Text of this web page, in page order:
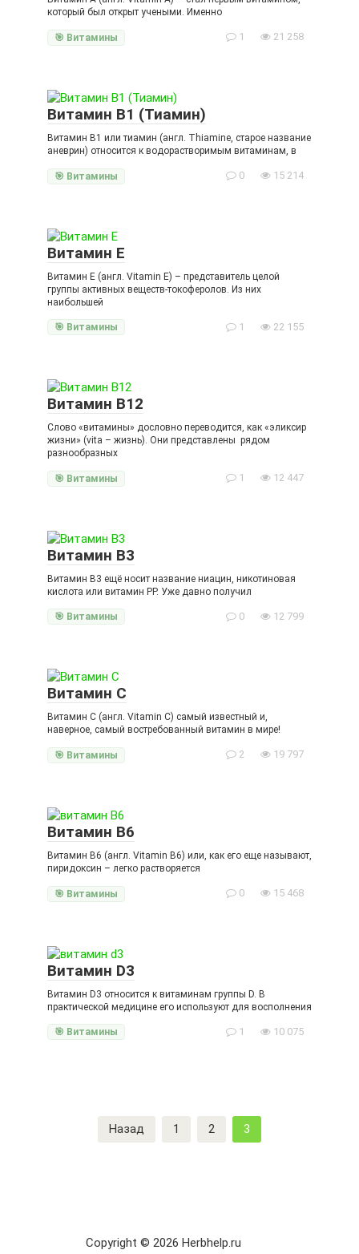
который был открыт учеными. Именно
🎯 Витамины 1 21 258
Витамин B1 (Тиамин)
Витамин B1 или тиамин (англ. Thiamine, старое название
аневрин) относится к водорастворимым витаминам, в
🎯 Витамины 0 15 214
Витамин E
Витамин E (англ. Vitamin E) – представитель целой
группы активных веществ-токоферолов. Из них
наибольшей
🎯 Витамины 1 22 155
Витамин B12
Слово «витамины» дословно переводится, как «эликсир
жизни» (vita – жизнь). Они представлены рядом
разнообразных
🎯 Витамины 1 12 447
Витамин B3
Витамин B3 ещё носит название ниацин, никотиновая
кислота или витамин PP. Уже давно получил
🎯 Витамины 0 12 799
Витамин C
Витамин C (англ. Vitamin C) самый известный и,
наверное, самый востребованный витамин в мире!
🎯 Витамины 2 19 797
Витамин B6
Витамин B6 (англ. Vitamin B6) или, как его еще называют,
пиридоксин – легко растворяется
🎯 Витамины 0 15 468
Витамин D3
Витамин D3 относится к витаминам группы D. В
практической медицине его используют для восполнения
🎯 Витамины 1 10 075
Назад 1 2 3
Copyright © 2026 Herbhelp.ru